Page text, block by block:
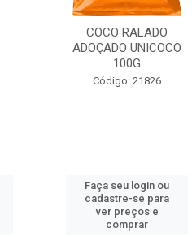
COCO RALADO
ADOÇADO UNICOCO
100G
Código: 21826
Faça seu login ou
cadastre-se para
ver preços e
comprar